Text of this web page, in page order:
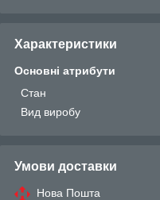
Характеристики
Основні атрибути
Стан
Вид виробу
Умови доставки
Нова Пошта